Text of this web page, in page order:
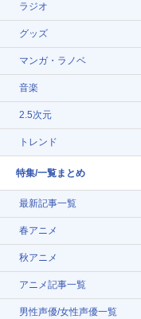
ラジオ
グッズ
マンガ・ラノベ
音楽
2.5次元
トレンド
特集/一覧まとめ
最新記事一覧
春アニメ
秋アニメ
アニメ記事一覧
男性声優/女性声優一覧